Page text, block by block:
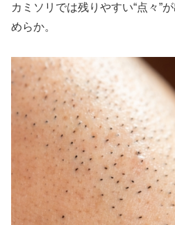
カミソリでは残りやすい“点々”
めらか。